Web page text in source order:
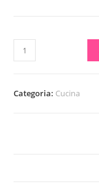
Stampo
in
per
Categoria: Cucina